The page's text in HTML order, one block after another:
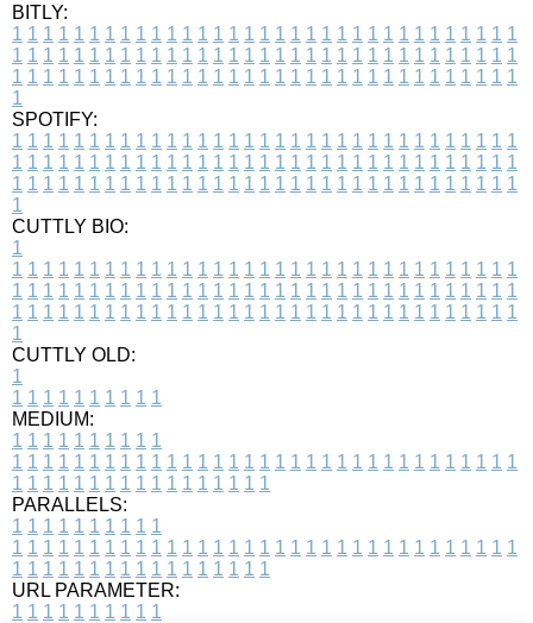
BITLY:
1 1 1 1 1 1 1 1 1 1 1 1 1 1 1 1 1 1 1 1 1 1 1 1 1 1 1 1 1 1 1 1 1
1 1 1 1 1 1 1 1 1 1 1 1 1 1 1 1 1 1 1 1 1 1 1 1 1 1 1 1 1 1 1 1 1
1 1 1 1 1 1 1 1 1 1 1 1 1 1 1 1 1 1 1 1 1 1 1 1 1 1 1 1 1 1 1 1 1
1
SPOTIFY:
1 1 1 1 1 1 1 1 1 1 1 1 1 1 1 1 1 1 1 1 1 1 1 1 1 1 1 1 1 1 1 1 1
1 1 1 1 1 1 1 1 1 1 1 1 1 1 1 1 1 1 1 1 1 1 1 1 1 1 1 1 1 1 1 1 1
1 1 1 1 1 1 1 1 1 1 1 1 1 1 1 1 1 1 1 1 1 1 1 1 1 1 1 1 1 1 1 1 1
1
CUTTLY BIO:
1
1 1 1 1 1 1 1 1 1 1 1 1 1 1 1 1 1 1 1 1 1 1 1 1 1 1 1 1 1 1 1 1 1
1 1 1 1 1 1 1 1 1 1 1 1 1 1 1 1 1 1 1 1 1 1 1 1 1 1 1 1 1 1 1 1 1
1 1 1 1 1 1 1 1 1 1 1 1 1 1 1 1 1 1 1 1 1 1 1 1 1 1 1 1 1 1 1 1 1
1
CUTTLY OLD:
1
1 1 1 1 1 1 1 1 1 1
MEDIUM:
1 1 1 1 1 1 1 1 1 1
1 1 1 1 1 1 1 1 1 1 1 1 1 1 1 1 1 1 1 1 1 1 1 1 1 1 1 1 1 1 1 1 1
1 1 1 1 1 1 1 1 1 1 1 1 1 1 1 1 1
PARALLELS:
1 1 1 1 1 1 1 1 1 1
1 1 1 1 1 1 1 1 1 1 1 1 1 1 1 1 1 1 1 1 1 1 1 1 1 1 1 1 1 1 1 1 1
1 1 1 1 1 1 1 1 1 1 1 1 1 1 1 1 1
URL PARAMETER:
1 1 1 1 1 1 1 1 1 1